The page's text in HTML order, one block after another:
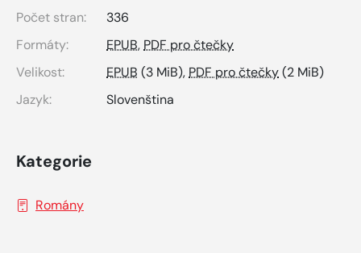
Počet stran:
336
Formáty:
EPUB, PDF pro čtečky
Velikost:
EPUB (3 MiB), PDF pro čtečky(2 MiB)
Jazyk:
Slovenština
Kategorie
Romány